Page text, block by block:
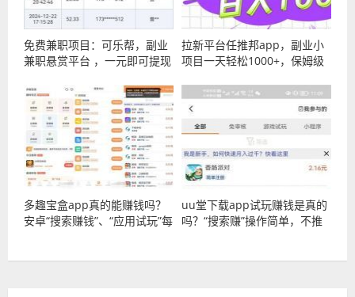
免费兼职项目：可乐帮，副业
兼职悬赏平台 ，一元即可提现
拉新平台任推邦app，副业小
项目一天轻松1000+，保姆级
多趣宝盒app真的能赚钱吗？
安卓“搜索赚钱”、“应用试玩”每
uu堂下载app试玩赚钱是真的
吗？“搜索赚”操作简单，不推